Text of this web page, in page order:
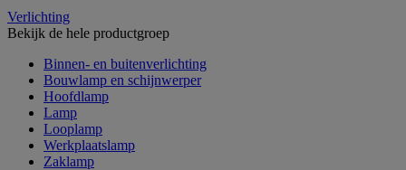
Verlichting
Bekijk de hele productgroep
Binnen- en buitenverlichting
Bouwlamp en schijnwerper
Hoofdlamp
Lamp
Looplamp
Werkplaatslamp
Zaklamp